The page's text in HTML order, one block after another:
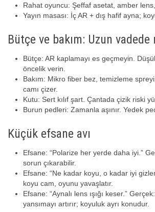
Rahat oyuncu: Şeffaf asetat, amber
Yayın masası: İç AR + dış hafif ayna;
Bütçe ve bakım: Uzun
Bütçe: AR kaplamayı es geçmeyin.
öncelik verin.
Bakım: Mikro fiber bez, temizleme
camı çizer.
Kutu: Sert kılıf şart. Çantada çizik riski
Burun pedleri: Zamanla aşınır. Yedek
Küçük efsane avı
Efsane: “Polarize her yerde daha iyi.”
sorun çıkarabilir.
Efsane: “Ne kadar koyu, o kadar iyi
koyu cam, oyunu yavaşlatır.
Efsane: “Aynalı lens ışığı keser.”
yansımayı artırır; koyuluk ayrı konudur.